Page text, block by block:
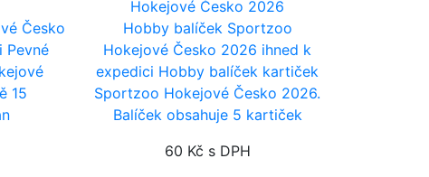
Česko
Pevné
15
Hobby balíček Sportzoo
Hokejové Česko 2026 ihned k
expedici Hobby balíček kartiček
Sportzoo Hokejové Česko 2026.
Balíček obsahuje 5 kartiček
60 Kč s DPH